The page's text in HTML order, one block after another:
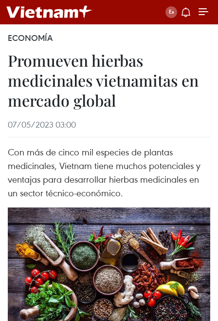
ECONOMÍA
Promueven hierbas
medicinales vietnamitas en
mercado global
07/05/2023 03:00
Con más de cinco mil especies de plantas
medicinales, Vietnam tiene muchos potenciales y
ventajas para desarrollar hierbas medicinales en
un sector técnico-económico.